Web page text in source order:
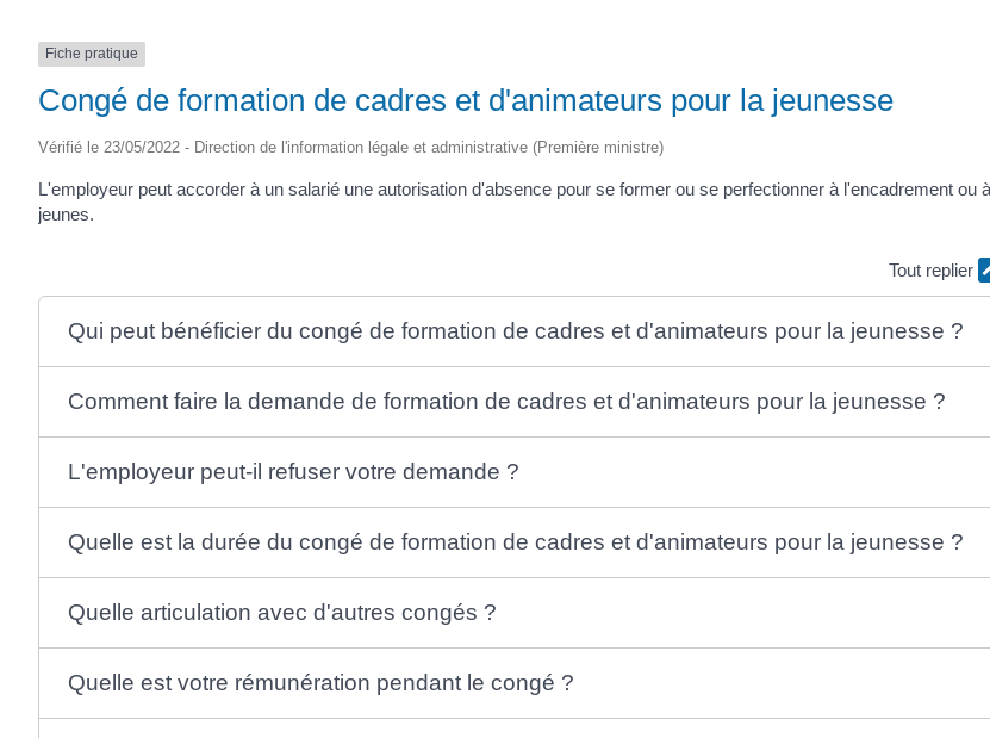
Fiche pratique
Congé de formation de cadres et d'animateurs pour la jeunesse
Vérifié le 23/05/2022 - Direction de l'information légale et administrative (Première ministre)
L'employeur peut accorder à un salarié une autorisation d'absence pour se former ou se perfectionner à l'encadrement ou
jeunes.
Tout replier
Qui peut bénéficier du congé de formation de cadres et d'animateurs pour la jeunesse ?
Comment faire la demande de formation de cadres et d'animateurs pour la jeunesse ?
L'employeur peut-il refuser votre demande ?
Quelle est la durée du congé de formation de cadres et d'animateurs pour la jeunesse ?
Quelle articulation avec d'autres congés ?
Quelle est votre rémunération pendant le congé ?